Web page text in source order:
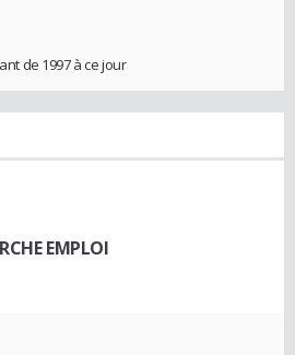
de 1997 à ce jour
EMPLOI